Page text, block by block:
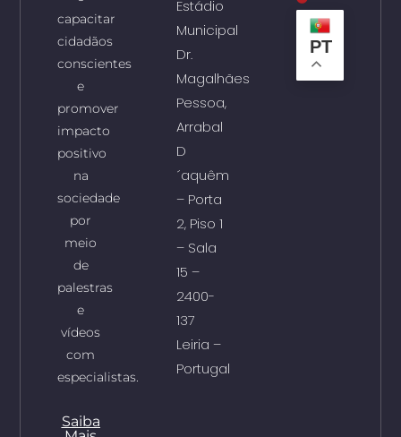
capacitar
cidadãos
conscientes
e
promover
impacto
positivo
na
sociedade
por
meio
de
palestras
e
vídeos
com
especialistas.
Saiba
Estádio
Municipal
Dr.
Magalhães
Pessoa,
Arrabal
D
´aquêm
– Porta
2, Piso 1
– Sala
15 –
2400-
137
Leiria –
Portugal
PT